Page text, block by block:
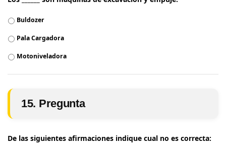
Buldozer
Pala Cargadora
Motoniveladora
15. Pregunta
De las siguientes afirmaciones indique cual no es correcta: